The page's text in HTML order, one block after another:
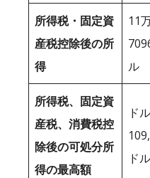
所得税・固定資
産税控除後の所
得
11
ル
所得税、固定資
産税、消費税控
除後の可処分所
得の最高額
ド
ドル